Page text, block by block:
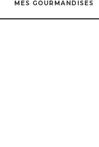
MES GOURMANDISES